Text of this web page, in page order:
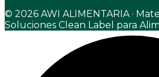
© 2026 AWI ALIMENTARIA ·
Soluciones Clean Label para